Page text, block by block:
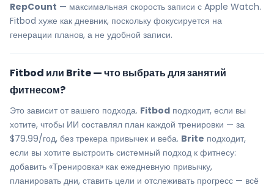
RepCount — максимальная скорость записи с Apple Watch.
Fitbod хуже как дневник, поскольку фокусируется на
генерации планов, а не удобной записи.
Fitbod или Brite — что выбрать для занятий
фитнесом?
Это зависит от вашего подхода. Fitbod подходит, если вы
хотите, чтобы ИИ составлял план каждой тренировки — за
$79.99/год, без трекера привычек и веба. Brite подходит,
если вы хотите выстроить системный подход к фитнесу:
добавить «Тренировка» как ежедневную привычку,
планировать дни, ставить цели и отслеживать прогресс — всё